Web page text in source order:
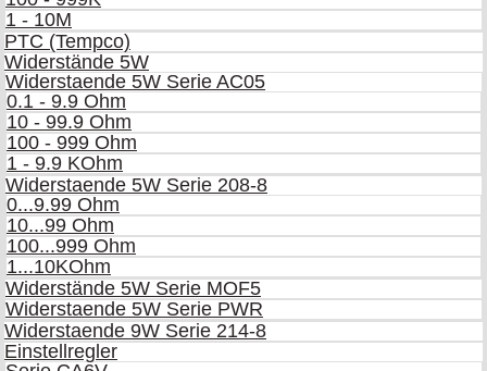
1 - 10M
PTC (Tempco)
Widerstände 5W
Widerstaende 5W Serie AC05
0.1 - 9.9 Ohm
10 - 99.9 Ohm
100 - 999 Ohm
1 - 9.9 KOhm
Widerstaende 5W Serie 208-8
0...9.99 Ohm
10...99 Ohm
100...999 Ohm
1...10KOhm
Widerstände 5W Serie MOF5
Widerstaende 5W Serie PWR
Widerstaende 9W Serie 214-8
Einstellregler